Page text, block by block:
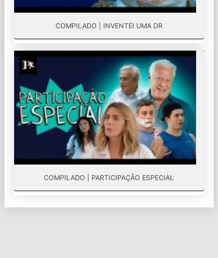
COMPILADO | INVENTEI UMA DR
COMPILADO | PARTICIPAÇÃO ESPECIAL